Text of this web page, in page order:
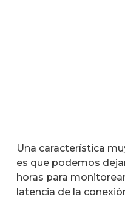
Una característica
es que podemos
horas para
latencia de la